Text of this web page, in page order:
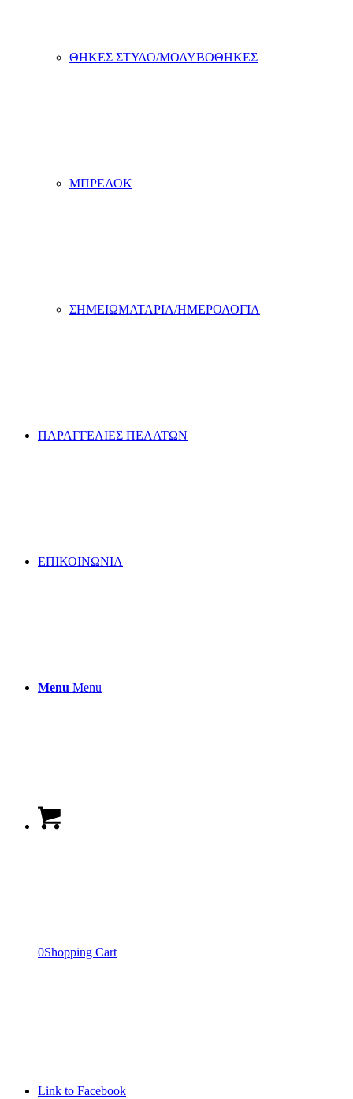
ΘΗΚΕΣ ΣΤΥΛΟ/ΜΟΛΥΒΟΘΗΚΕΣ
ΜΠΡΕΛΟΚ
ΣΗΜΕΙΩΜΑΤΑΡΙΑ/ΗΜΕΡΟΛΟΓΙΑ
ΠΑΡΑΓΓΕΛΙΕΣ ΠΕΛΑΤΩΝ
ΕΠΙΚΟΙΝΩΝΙΑ
Menu Menu
0Shopping Cart
Link to Facebook